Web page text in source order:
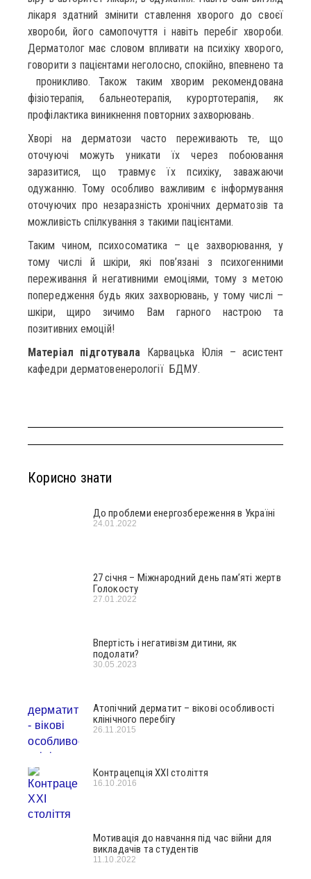
лікаря здатний змінити ставлення хворого до своєї
хвороби, його самопочуття і навіть перебіг хвороби.
Дерматолог має словом впливати на психіку хворого,
говорити з пацієнтами неголосно, спокійно, впевнено та
проникливо. Також таким хворим рекомендована
фізіотерапія, бальнеотерапія, курортотерапія, як
профілактика виникнення повторних захворювань.
Хворі на дерматози часто переживають те, що
оточуючі можуть уникати їх через побоювання
заразитися, що травмує їх психіку, заважаючи
одужанню. Тому особливо важливим є інформування
оточуючих про незаразність хронічних дерматозів та
можливість спілкування з такими пацієнтами.
Таким чином, психосоматика – це захворювання, у
тому числі й шкіри, які пов’язані з психогенними
переживання й негативними емоціями, тому з метою
попередження будь яких захворювань, у тому числі –
шкіри, щиро зичимо Вам гарного настрою та
позитивних емоцій!
Матеріал підготувала Карвацька Юлія – асистент
кафедри дерматовенерології БДМУ.
Корисно знати
До проблеми енергозбереження в Україні
24.01.2022
27 січня – Міжнародний день пам’яті жертв
Голокосту
27.01.2022
Впертість і негативізм дитини, як
подолати?
30.05.2023
Атопічний дерматит – вікові особливості
клінічного перебігу
26.11.2015
Контрацепція ХХІ століття
16.10.2016
Мотивація до навчання під час війни для
викладачів та студентів
11.10.2022